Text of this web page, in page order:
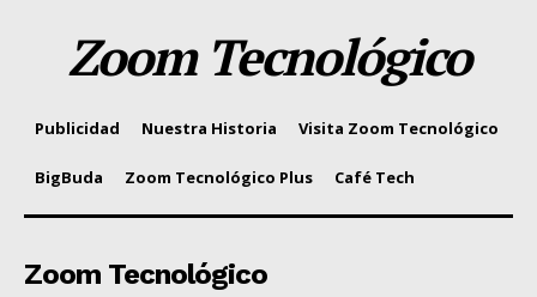
Zoom Tecnológico
Publicidad Nuestra Historia Visita Zoom Tecnológico
BigBuda Zoom Tecnológico Plus Café Tech
Zoom Tecnológico